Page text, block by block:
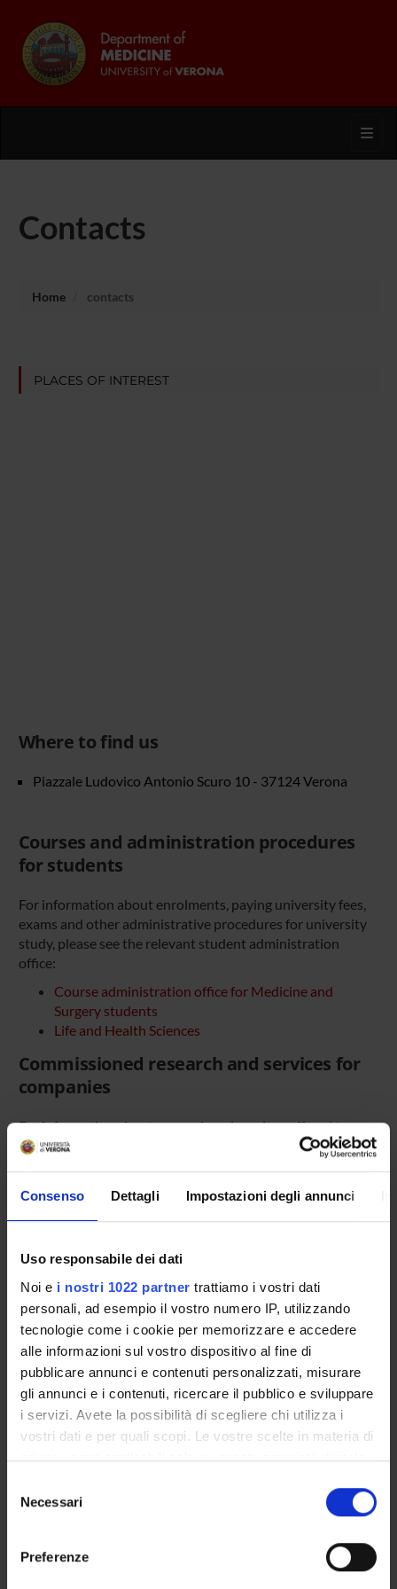
Consenso Dettagli Impostazioni degli annunci
Uso responsabile dei dati
Noi e i nostri 1022 partner trattiamo i vostri dati
personali, ad esempio il vostro numero IP, utilizzando
tecnologie come i cookie per memorizzare e accedere
alle informazioni sul vostro dispositivo al fine di
pubblicare annunci e contenuti personalizzati, misurare
gli annunci e i contenuti, ricercare il pubblico e sviluppare
i servizi. Avete la possibilità di scegliere chi utilizza i
vostri dati e per quali scopi. Le vostre scelte in materia di
privacy sono applicabili solo su questa proprietà digitale
modificare o revocare il proprio consenso in qualsiasi
momento dalla Dichiarazione sui cookie o facendo clic
delNecessari
Preferenze
Contacts
Home contacts
PLACES OF INTEREST
Where to find us
Piazzale Ludovico Antonio Scuro 10 - 37124 Verona
Courses and administration procedures
for students
For information about enrolments, paying university fees,
exams and other administrative procedures for university
study, please see the relevant student administration
office:
Course administration office for Medicine and
Surgery students
Life and Health Sciences
Commissioned research and services for
companies
For information about research and services offered to
companies, please contact the
Department Administration
I would like receive information about:
Research and services for Companies and
Individuals
Organization and Information Service
Email
Message